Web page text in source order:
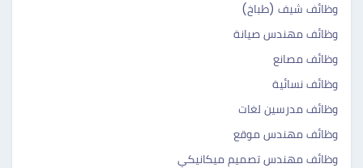
وظائف شيف (طباخ)
وظائف مهندس صيانة
وظائف مصانع
وظائف نسائية
وظائف مدرسين لغات
وظائف مهندس موقع
وظائف مهندس تصميم ميكانيكي